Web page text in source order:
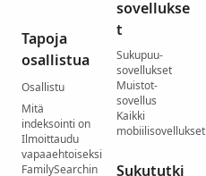
Tapoja
osallistua
Osallistu
Mitä
indeksointi on
Ilmoittaudu
vapaaehtoiseksi
FamilySearchin
sovellukse
t
Sukupuu-
sovellukset
Muistot-
sovellus
Kaikki
mobiilisovellukset
Sukututki